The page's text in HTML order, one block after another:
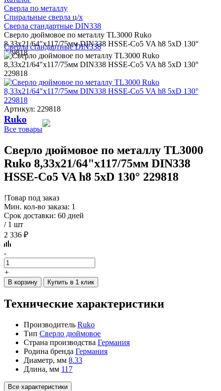
Сверла по металлу
Спиральные сверла ц/х
Сверла стандартные DIN338
Сверло дюймовое по металлу TL3000 Ruko
8,33x21/64"x117/75мм DIN338 HSSE-Co5 VA h8 5xD 130°
229818
Сверла стандартные DIN338
Артикул: 229818
Ruko
Все товары
Сверло дюймовое по металлу TL3000
Ruko 8,33x21/64"x117/75мм DIN338
HSSE-Co5 VA h8 5xD 130° 229818
!Товар под заказ
Мин. кол-во заказа: 1
Срок доставки: 60 дней
/ 1 шт
2 336 ₽
-
+
В корзину Купить в 1 клик
Технические характеристики
Производитель Ruko
Тип Сверло дюймовое
Страна производства Германия
Родина бренда Германия
Диаметр, мм 8.33
Длина, мм 117
Все характеристики